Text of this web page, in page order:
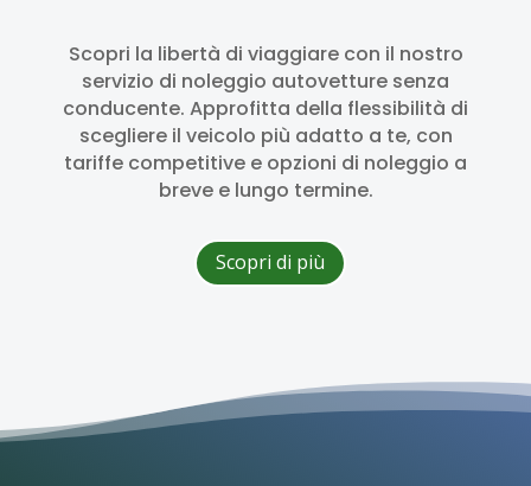
Scopri la libertà di viaggiare con il nostro
servizio di noleggio autovetture senza
conducente. Approfitta della flessibilità di
scegliere il veicolo più adatto a te, con
tariffe competitive e opzioni di noleggio a
breve e lungo termine.
Scopri di più